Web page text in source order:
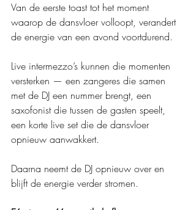
Van de eerste toast tot het moment
waarop de dansvloer volloopt, verandert
de energie van een avond voortdurend.
Live intermezzo’s kunnen die momenten
versterken — een zangeres die samen
met de DJ een nummer brengt, een
saxofonist die tussen de gasten speelt,
een korte live set die de dansvloer
opnieuw aanwakkert.
Daarna neemt de DJ opnieuw over en
blijft de energie verder stromen.